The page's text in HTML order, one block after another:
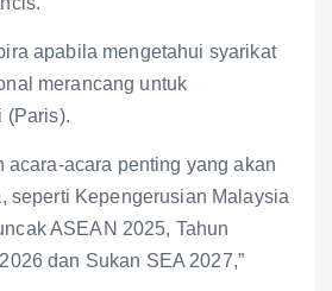
apabila mengetahui syarikat
merancang untuk
(Paris).
acara-acara penting yang akan
seperti Kepengerusian Malaysia
ASEAN 2025, Tahun
dan Sukan SEA 2027,”